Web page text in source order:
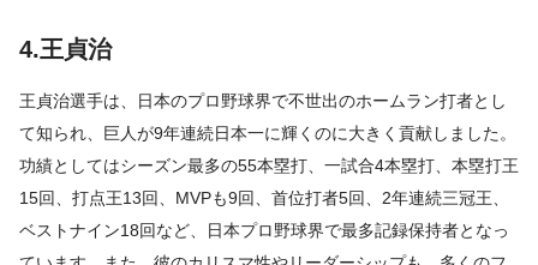
4.王貞治
王貞治選手は、日本のプロ野球界で不世出のホームラン打者とし
て知られ、巨人が9年連続日本一に輝くのに大きく貢献しました。
功績としてはシーズン最多の55本塁打、一試合4本塁打、本塁打王
15回、打点王13回、MVPも9回、首位打者5回、2年連続三冠王、
ベストナイン18回など、日本プロ野球界で最多記録保持者となっ